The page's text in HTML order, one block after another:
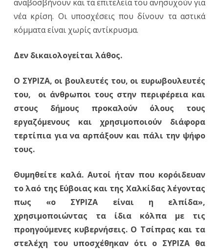
αναβοσβήνουν και τα επιτελεία του ανησυχούν για
νέα κρίση. Οι υποσχέσεις που δίνουν τα αστικά
κόμματα είναι χωρίς αντίκρυσμα.
Δεν δικαιολογείται λάθος.
Ο ΣΥΡΙΖΑ, οι βουλευτές του, οι ευρωβουλευτές
του, οι άνθρωποι τους στην περιφέρεια και
στους δήμους προκαλούν όλους τους
εργαζόμενους και χρησιμοποιούν διάφορα
τερτίπια για να αρπάξουν και πάλι την ψήφο
τους.
Θυμηθείτε καλά. Αυτοί ήταν που κορόιδευαν
το λαό της Εύβοιας και της Χαλκίδας λέγοντας
πως «ο ΣΥΡΙΖΑ είναι η ελπίδα»,
χρησιμοποιώντας τα ίδια κόλπα με τις
προηγούμενες κυβερνήσεις. Ο Τσίπρας και τα
στελέχη του υποσχέθηκαν ότι ο ΣΥΡΙΖΑ θα